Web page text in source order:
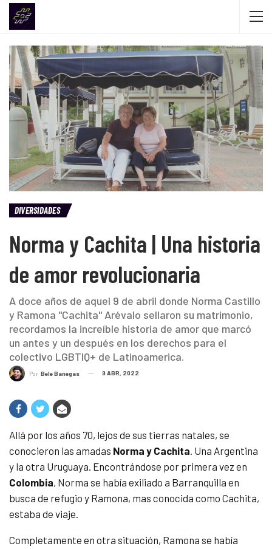
DIVERSIDADES
Norma y Cachita | Una historia
de amor revolucionaria
A doce años de aquel 9 de abril donde Norma Castillo
y Ramona "Cachita" Arévalo sellaron su matrimonio,
recordamos la increíble historia de amor que marcó
un antes y un después en los derechos para el
colectivo LGBTIQ+ de Latinoamerica.
Por Bele Banegas 9 ABR, 2022
Allá por los años 70, lejos de sus tierras natales, se
conocieron las amadas Norma y Cachita. Una Argentina
y la otra Uruguaya. Encontrándose por primera vez en
Colombia, Norma se había exiliado a Barranquilla en
busca de refugio y Ramona, mas conocida como Cachita,
estaba de viaje.
Completamente en otra situación, Ramona se había